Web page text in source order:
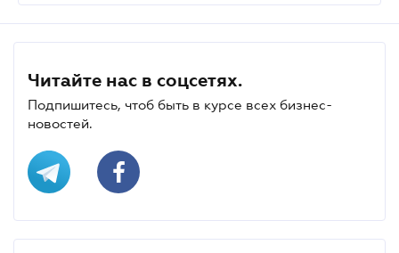
Читайте нас в соцсетях.
Подпишитесь, чтоб быть в курсе всех бизнес-
новостей.